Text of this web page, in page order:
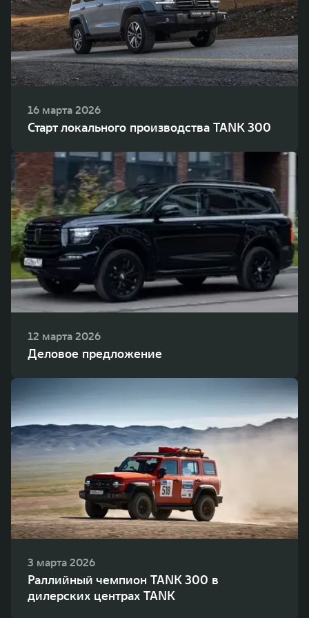
16 марта 2026
Старт локального производства TANK 300
12 марта 2026
Деловое предложение
3 марта 2026
Раллийный чемпион TANK 300 в
дилерских центрах TANK